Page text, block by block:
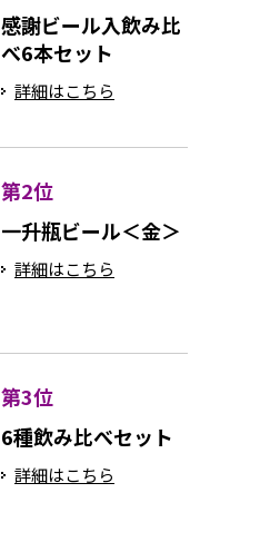
感謝ビール入飲み比
べ6本セット
詳細はこちら
第2位
一升瓶ビール＜金＞
詳細はこちら
第3位
6種飲み比べセット
詳細はこちら